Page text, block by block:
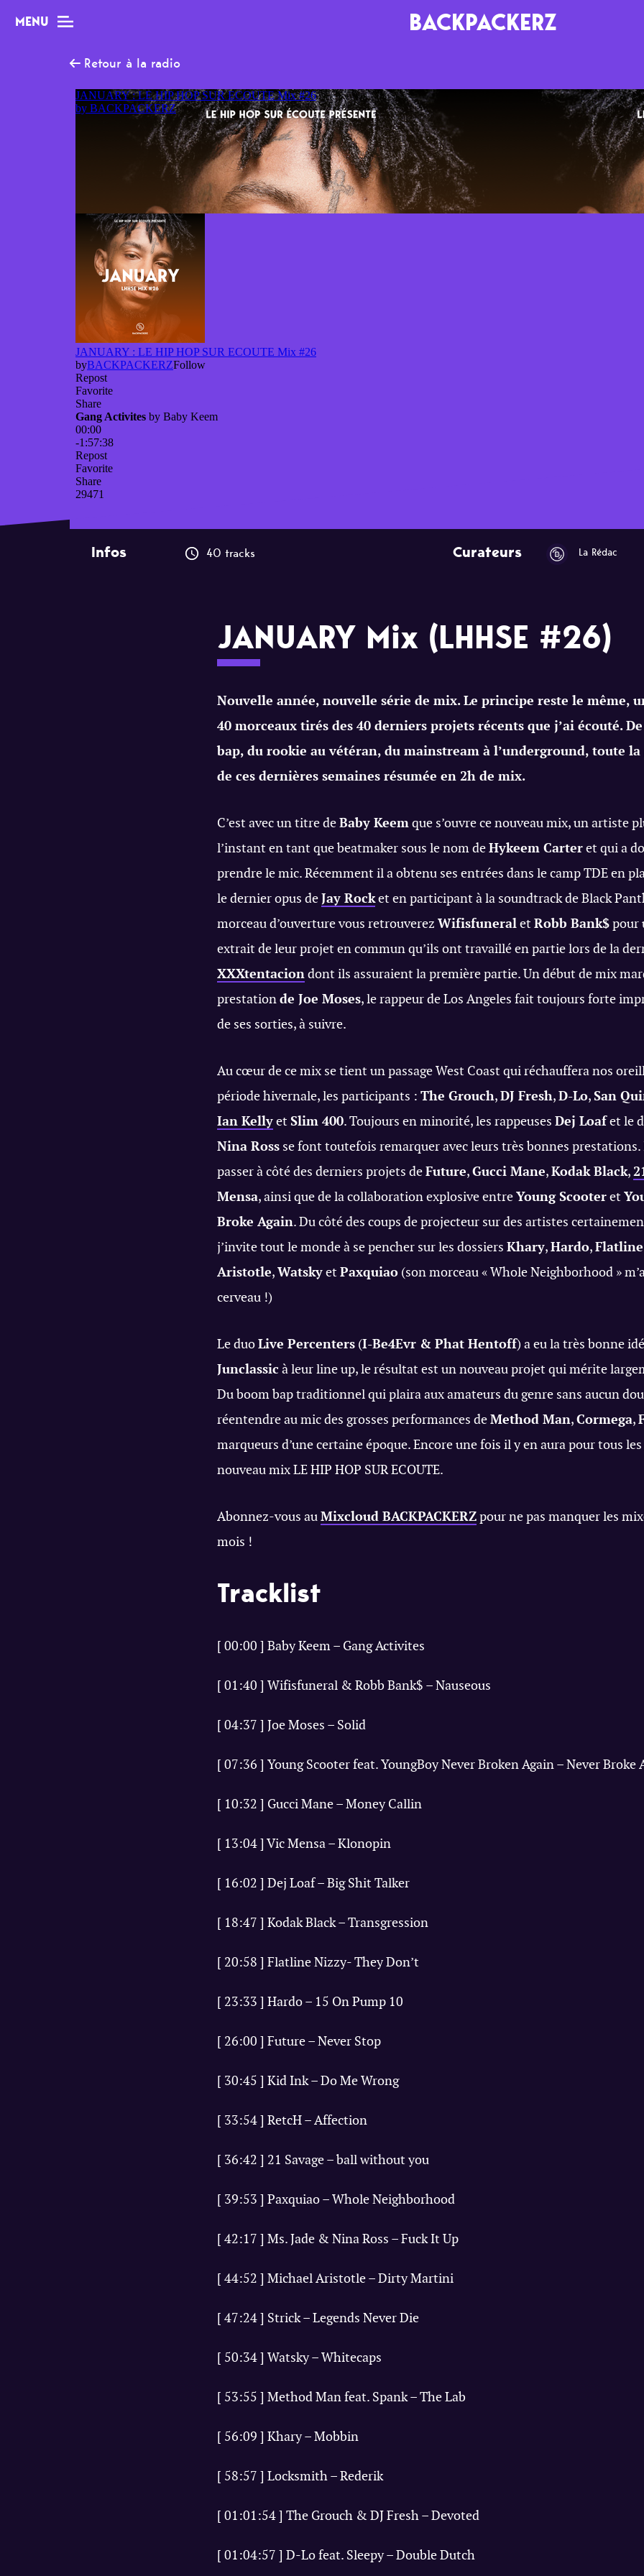
MENU BACKPACKERZ
MAG
Dossiers
Tops
Interviews
Chroniques
Sorties
Newsletter
AGENDA
Paris
Festivals
RADIO
Playlists
Podcasts
Retour à la radio
Infos 40 tracks Curateurs La Rédac
JANUARY Mix (LHHSE #26)
Nouvelle année, nouvelle série de mix. Le principe reste le même,
40 morceaux tirés des 40 derniers projets récents que j’ai écouté.
bap, du rookie au vétéran, du mainstream à l’underground, toute
de ces dernières semaines résumée en 2h de mix.
C’est avec un titre deBaby Keemque s’ouvre ce nouveau mix, un artiste
l’instant en tant que beatmaker sous le nom deHykeem Carteret qui a
prendre le mic. Récemment il a obtenu ses entrées dans le camp TDE en
le dernier opus deJay Rocket en participant à la soundtrack de Black
morceau d’ouverture vous retrouverez Wifisfuneralet Robb Bank$pour
extrait de leur projet en commun qu’ils ont travaillé en partie lors de la
XXXtentaciondont ils assuraient la première partie. Un début de mix
prestationde Joe Moses, le rappeur de Los Angeles fait toujours forte
de ses sorties, à suivre.
Au cœur de ce mix se tient un passage West Coast qui réchauffera nos
période hivernale, les participants : The Grouch,DJ Fresh,D-Lo,San
Ian Kellyet Slim 400. Toujours en minorité, les rappeuses Dej Loafet le
Nina Ross se font toutefois remarquer avec leurs très bonnes
passer à côté des derniers projets deFuture,Gucci Mane,Kodak Black,
Mensa, ainsi que de la collaboration explosive entreYoung Scooteret
Broke Again. Du côté des coups de projecteur sur des artistes
j’invite tout le monde à se pencher sur les dossiers Khary,Hardo,
Aristotle,Watskyet Paxquiao (son morceau « Whole Neighborhood »
cerveau !)
Le duoLive Percenters (I-Be4Evr & Phat Hentoff) a eu la très bonne
Junclassic à leur line up, le résultat est un nouveau projet qui mérite
Du boom bap traditionnel qui plaira aux amateurs du genre sans aucun
réentendre au mic des grosses performances deMethod Man,Cormega,
marqueurs d’une certaine époque. Encore une fois il y en aura pour tous
nouveau mix LE HIP HOP SUR ECOUTE.
Abonnez-vous auMixcloud BACKPACKERZpour ne pas manquer les
mois !
Tracklist
[ 00:00 ] Baby Keem – Gang Activites
[ 01:40 ] Wifisfuneral & Robb Bank$ – Nauseous
[ 04:37 ] Joe Moses – Solid
[ 07:36 ] Young Scooter feat. YoungBoy Never Broken Again – Never Broke
[ 10:32 ] Gucci Mane – Money Callin
[ 13:04 ] Vic Mensa – Klonopin
[ 16:02 ] Dej Loaf – Big Shit Talker
[ 18:47 ] Kodak Black – Transgression
[ 20:58 ] Flatline Nizzy- They Don’t
[ 23:33 ] Hardo – 15 On Pump 10
[ 26:00 ] Future – Never Stop
[ 30:45 ] Kid Ink – Do Me Wrong
[ 33:54 ] RetcH – Affection
[ 36:42 ] 21 Savage – ball without you
[ 39:53 ] Paxquiao – Whole Neighborhood
[ 42:17 ] Ms. Jade & Nina Ross – Fuck It Up
[ 44:52 ] Michael Aristotle – Dirty Martini
[ 47:24 ] Strick – Legends Never Die
[ 50:34 ] Watsky – Whitecaps
[ 53:55 ] Method Man feat. Spank – The Lab
[ 56:09 ] Khary – Mobbin
[ 58:57 ] Locksmith – Rederik
[ 01:01:54 ] The Grouch & DJ Fresh – Devoted
[ 01:04:57 ] D-Lo feat. Sleepy – Double Dutch